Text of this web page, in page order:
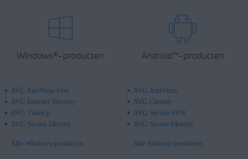
Windows® -producten
AVG AntiVirus Free
AVG Internet Security
AVG TuneUp
AVG Secure Identity
Alle Windows-producten
Android™-producten
AVG AntiVirus
AVG Cleaner
AVG Secure VPN
AVG Secure Identity
Alle Android-producten